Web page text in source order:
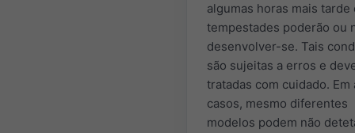
algumas horas mais tarde
tempestades poderão ou
desenvolver-se. Tais
são sujeitas a erros e
tratadas com cuidado. Em
casos, mesmo diferentes
modelos podem não